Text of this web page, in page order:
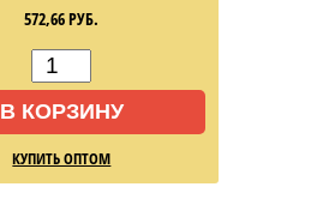
572,66РУБ.
В КОРЗИНУ
КУПИТЬ ОПТОМ